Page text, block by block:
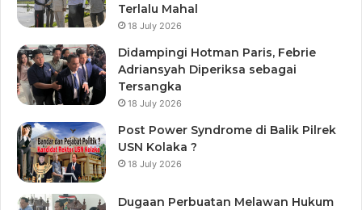
Terlalu Mahal
18 July 2026
Didampingi Hotman Paris, Febrie
Adriansyah Diperiksa sebagai
Tersangka
18 July 2026
Post Power Syndrome di Balik Pilrek
USN Kolaka ?
18 July 2026
Dugaan Perbuatan Melawan Hukum